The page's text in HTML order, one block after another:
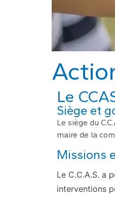
Le
Siège et
Le siège du
maire de la
Missions
Le C.C.A.S. a
interventions